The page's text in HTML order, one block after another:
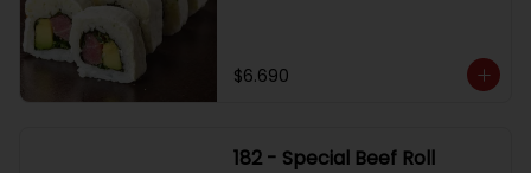
$6.690
182 - Special Beef Roll